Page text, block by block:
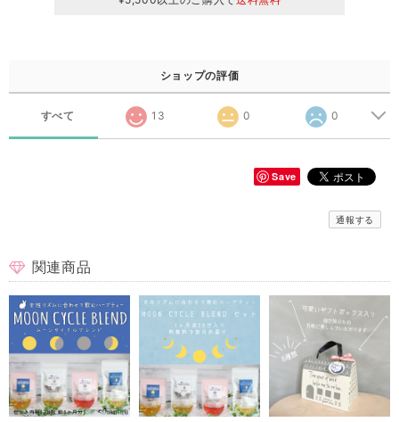
ショップの評価
すべて 13 0 0
Save
通報する
関連商品